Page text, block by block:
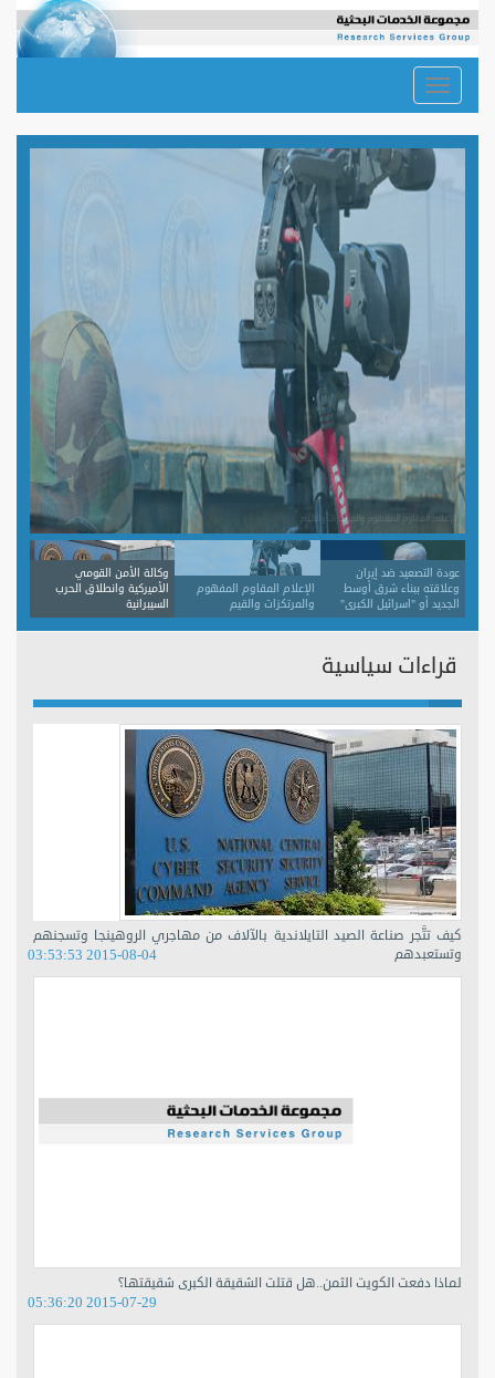
Toggle
navigation
وكالة الأمن القومي الأميركية وانطلاق الحرب السيبرانية
عودة التصعيد ضد إيران
وعلاقته ببناء شرق أوسط
الجديد أو "اسرائيل الكبرى"
الإعلام المقاوم المفهوم
والمرتكزات والقيم
وكالة الأمن القومي
الأميركية وانطلاق الحرب
السيبرانية
قراءات سياسية
كيف تتَّجر صناعة الصيد التايلاندية بالآلاف من مهاجري الروهينجا وتسجنهم
وتستعبدهم
2015-08-04 03:53:53
لماذا دفعت الكويت الثمن..هل قتلت الشقيقة الكبرى شقيقتها؟
2015-07-29 05:36:20